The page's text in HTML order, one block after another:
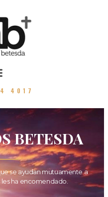
4017
BETESDA
se ayudan mutuamente a
ha encomendado.